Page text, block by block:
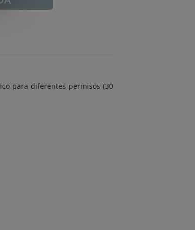
para diferentes permisos (30